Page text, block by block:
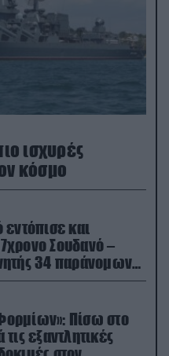
ισχυρές
κόσμο
εντόπισε και
Σουδανό –
34 παράνομων
Πίσω στο
εξαντλητικές